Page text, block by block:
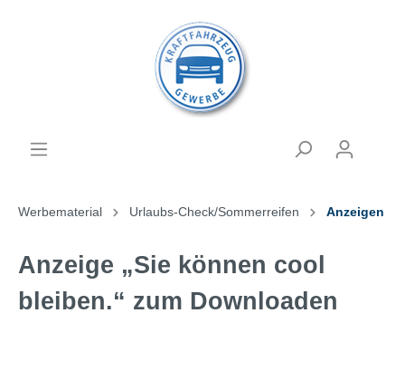
Werbematerial Urlaubs-Check/Sommerreifen Anzeigen
Anzeige „Sie können cool
bleiben.“ zum Downloaden